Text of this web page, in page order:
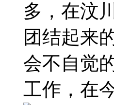
多，在汶
团结起来
会不自觉
工作，在